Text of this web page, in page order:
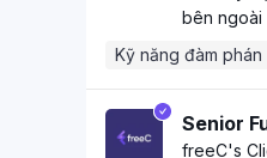
bên ngoài
Kỹ năng đàm phán
Senior
freeC's